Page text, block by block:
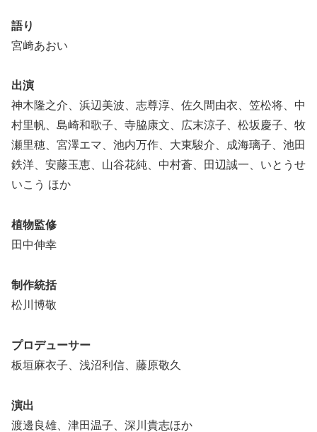
語り
宮﨑あおい
出演
神木隆之介、浜辺美波、志尊淳、佐久間由衣、笠松将、中
村里帆、島崎和歌子、寺脇康文、広末涼子、松坂慶子、牧
瀬里穂、宮澤エマ、池内万作、大東駿介、成海璃子、池田
鉄洋、安藤玉恵、山谷花純、中村蒼、田辺誠一、いとうせ
いこう ほか
植物監修
田中伸幸
制作統括
松川博敬
プロデューサー
板垣麻衣子、浅沼利信、藤原敬久
演出
渡邊良雄、津田温子、深川貴志ほか